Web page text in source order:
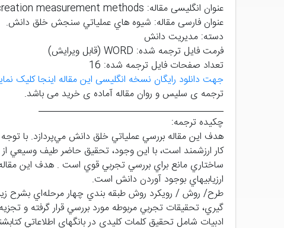
عنوان انگلیسی مقاله: measurement methods
عنوان فارسی مقاله: شيوه هاي عملياتي سنجش خلق دانش.
دسته: مدیریت دانش
فرمت فایل ترجمه شده: WORD (قابل ویرایش)
تعداد صفحات فایل ترجمه شده: 16
جهت دانلود رایگان نسخه انگلیسی این مقاله اینجا کلیک
ترجمه ی سلیس و روان مقاله آماده ی خرید می باشد.
_______________________________________
چکیده ترجمه:
هدف اين مقاله بررسي عملياتي خلق دانش مي‌پردازد. با
كار ارزشمند است، با اين وجود، تحقيق حاضر طيف وسيعي از
ساختاري مانع براي بررسي تجربي قوي است . هدف اين
ارزيابيهاي بوجود آوردن دانش است.
طرح/ روش / رويكرد روش طبقه بندي چهار مرحله‌اي بشرح
گيري، تحقيقات تجربي مربوطه مورد بررسي قرار گرفته و